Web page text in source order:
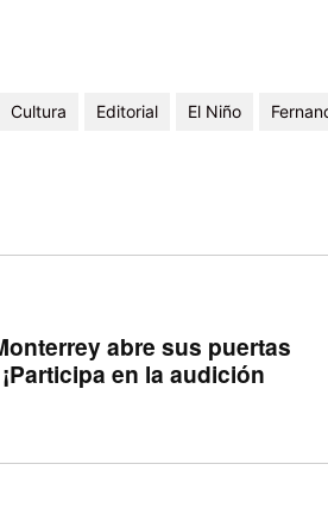
Cultura Editorial El Niño
abre sus puertas
en la audición